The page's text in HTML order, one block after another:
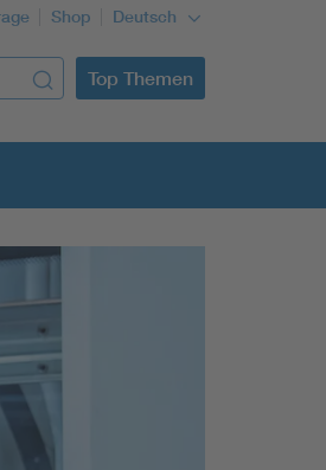
Shop Deutsch
Top Themen
technology ICT